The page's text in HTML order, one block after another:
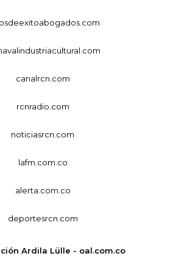
canalrcn.com
rcnradio.com
noticiasrcn.com
lafm.com.co
alerta.com.co
deportesrcn.com
Ardila Lülle - oal.com.co